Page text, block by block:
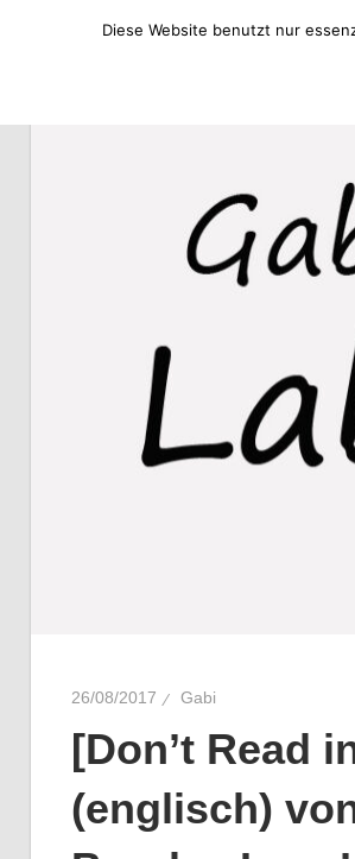
26/08/2017 Gabi
[Don’t Read
(englisch)
Diese Website benutzt nur